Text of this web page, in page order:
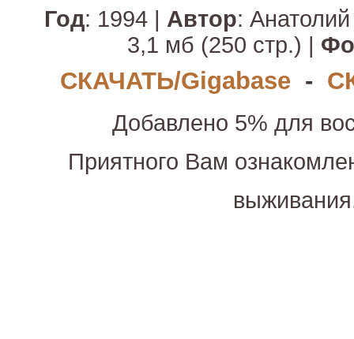
Год: 1994 | Автор:
3,1 мб (250 стр.) |
СКАЧАТЬ/Gigabase-
Добавлено 5% для
Приятного Вам